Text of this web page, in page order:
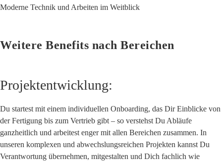
Moderne Technik und Arbeiten im Weitblick
Weitere Benefits nach Bereichen
Projektentwicklung:
Du startest mit einem individuellen Onboarding, das Dir Einblicke von
der Fertigung bis zum Vertrieb gibt – so verstehst Du Abläufe
ganzheitlich und arbeitest enger mit allen Bereichen zusammen. In
unseren komplexen und abwechslungsreichen Projekten kannst Du
Verantwortung übernehmen, mitgestalten und Dich fachlich wie